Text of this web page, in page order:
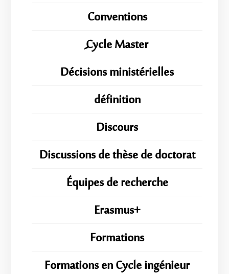
Conventions
ِِِCycle Master
Décisions ministérielles
définition
Discours
Discussions de thèse de doctorat
Équipes de recherche
Erasmus+
Formations
Formations en Cycle ingénieur